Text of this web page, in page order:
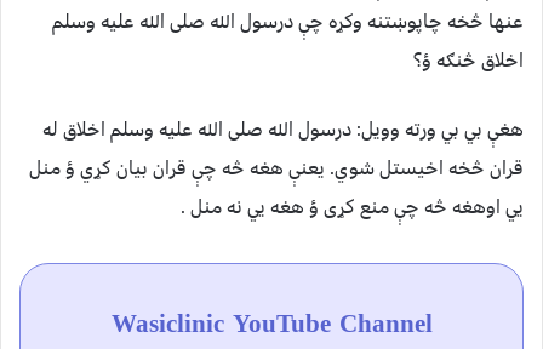
عنها څخه چاپوښتنه وکړه چې درسول الله صلی الله عليه وسلم
اخلاق څنګه ‌‌ؤ؟
هغې بي بي ورته وويل: درسول الله صلی الله عليه وسلم اخلاق له
قران څخه اخيستل شوي. يعنې هغه څه چې قران بيان کړي ؤ منل
يي اوهغه څه چې منع کړی ؤ هغه يي نه منل .
Wasiclinic YouTube Channel